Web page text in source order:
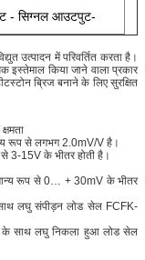
- सिग्नल आउटपुट-
उत्पादन में परिवर्तित करता है।
किया जाने वाला प्रकार
ब्रिज बनाने के लिए सुरक्षित
रूप से लगभग 2.0mV/V है।
3-15V के भीतर होती है।
रूप से 0… + 30mV के भीतर
लघु संपीड़न लोड सेल FCFK-
के साथ लघु निकला हुआ लोड सेल